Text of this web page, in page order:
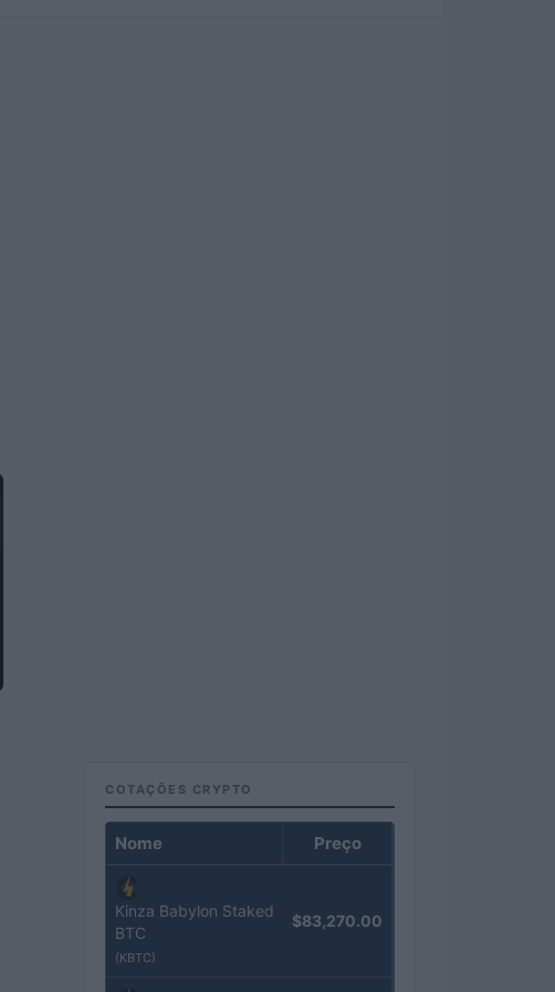
COTAÇÕES CRYPTO
Nome Preço
Kinza Babylon Staked
BTC
(KBTC)
$83,270.00